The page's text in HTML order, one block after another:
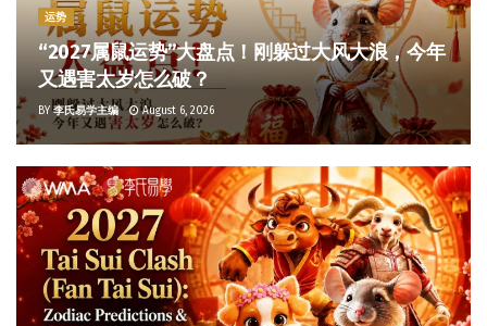
运势
“2027属鼠运势”大盘点！刚躲过大风大浪，今年
又遇害太岁怎么破？
BY 李氏易学主编 August 6, 2026